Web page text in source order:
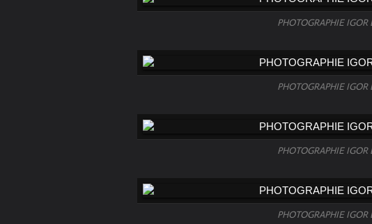
PHOTOGRAPHIE IGOR
PHOTOGRAPHIE IGOR
PHOTOGRAPHIE IGOR
PHOTOGRAPHIE IGOR